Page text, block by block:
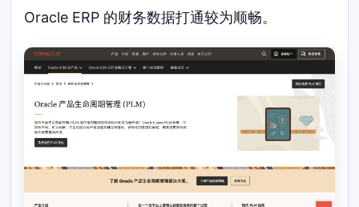
Oracle ERP 的财务数据打通较为顺畅。